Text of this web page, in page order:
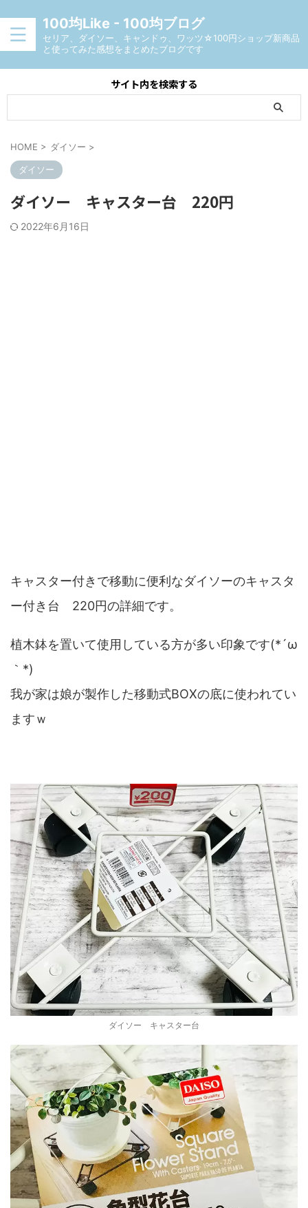
100均Like - 100均ブログ
セリア、ダイソー、キャンドゥ、ワッツ☆100円ショップ新商品
と使ってみた感想をまとめたブログです
サイト内を検索する
HOME > ダイソー >
ダイソー
ダイソー キャスター台 220円
2022年6月16日
キャスター付きで移動に便利なダイソーのキャスタ
ー付き台 220円の詳細です。
植木鉢を置いて使用している方が多い印象です(*´ω
｀*)
我が家は娘が製作した移動式BOXの底に使われてい
ますｗ
ダイソー キャスター台